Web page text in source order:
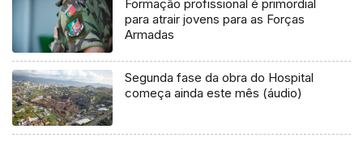
Formação profissional é primordial
para atrair jovens para as Forças
Armadas
Segunda fase da obra do Hospital
começa ainda este mês (áudio)